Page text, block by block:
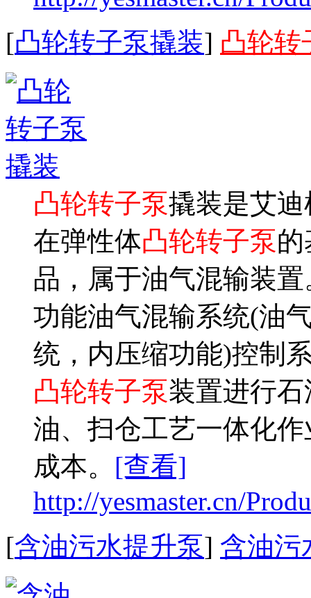
[凸轮转子泵撬装] 凸轮转
凸轮转子泵撬装是艾
在弹性体凸轮转子泵
品，属于油气混输装
功能油气混输系统(油
统，内压缩功能)控制
凸轮转子泵装置进行
油、扫仓工艺一体化
成本。 [查看]
http://yesmaster.cn/
[含油污水提升泵] 含油污